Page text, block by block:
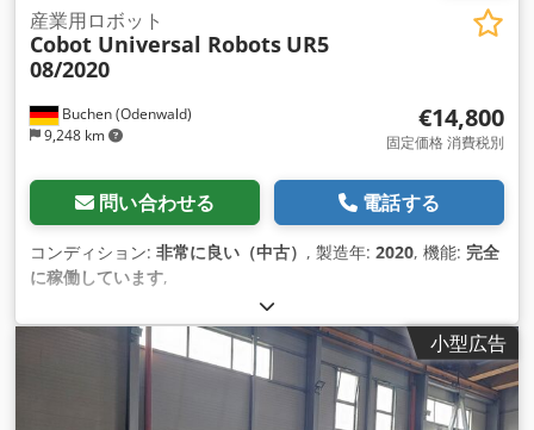
Buchen (Odenwald)
9,248 km
産業用ロボット
Cobot Universal Robots UR5
08/2020
€14,800
固定価格 消費税別
問い合わせる 電話する
コンディション: 非常に良い（中古） , 製造年: 2020, 機能: 完全
に稼働しています,
小型広告